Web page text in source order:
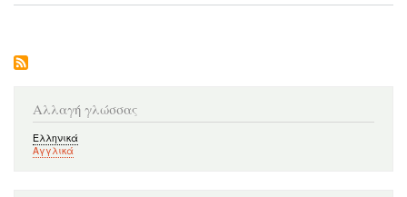
Αλλαγή γλώσσας
Ελληνικά
Αγγλικά